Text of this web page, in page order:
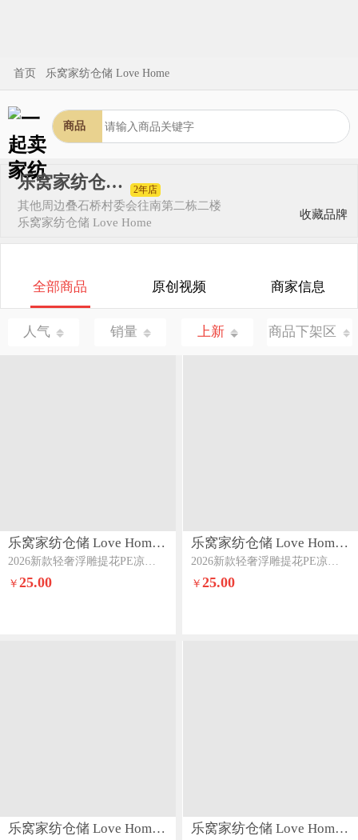
首页 乐窝家纺仓储 Love Home
商品
乐窝家纺仓储 Love Home
2年店
其他周边叠石桥村委会往南第二栋二楼
乐窝家纺仓储 Love Home
收藏品牌
全部商品 原创视频 商家信息
人气 销量 上新 商品下架区
乐窝家纺仓储 Love Home LWJFCCLOVEHOME870
￥25.00
乐窝家纺仓储 Love Home LWJFCCLOVEHOME870
￥ 25.00
乐窝家纺仓储 Love Home LWJFCCLOVEHOME870 乐窝家纺仓储 Love Home LWJFCCLOVEHOME870